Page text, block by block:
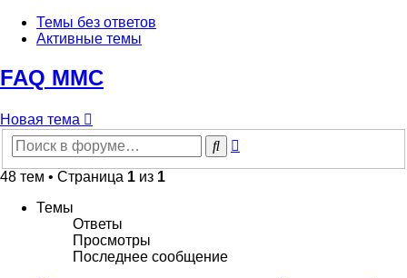
Темы без ответов
Активные темы
FAQ MMC
Новая тема
Поиск
48 тем • Страница 1 из 1
Темы
Ответы
Просмотры
Последнее сообщение